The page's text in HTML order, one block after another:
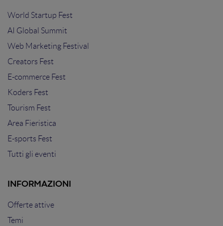
World Startup Fest
AI Global Summit
Web Marketing Festival
Creators Fest
E-commerce Fest
Koders Fest
Tourism Fest
Area Fieristica
E-sports Fest
Tutti gli eventi
INFORMAZIONI
Offerte attive
Temi